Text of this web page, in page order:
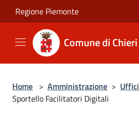
Salta al contenuto principale
Regione Piemonte
Comune di Chieri
Home > Amministrazione > Uffici
Sportello Facilitatori Digitali